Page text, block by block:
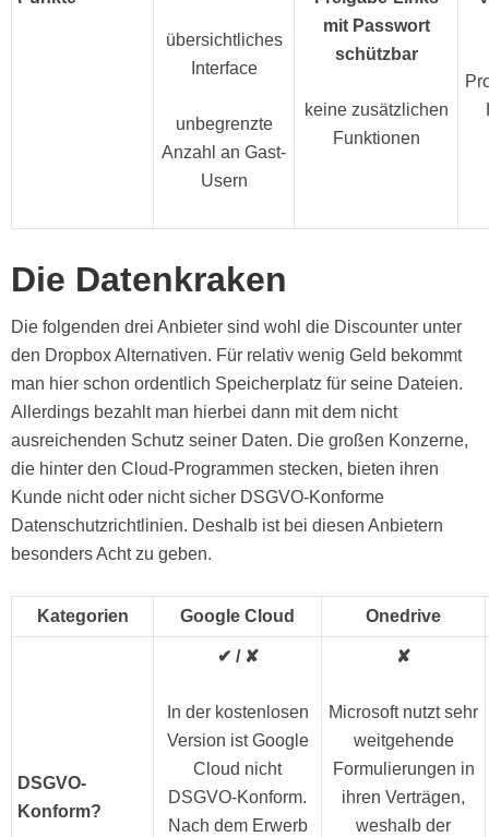
übersichtliches
Interface
unbegrenzte
Anzahl an Gast-
Usern
mit Passwort
schützbar
keine zusätzlichen
Funktionen
Die Datenkraken
Die folgenden drei Anbieter sind wohl die Discounter unter
den Dropbox Alternativen. Für relativ wenig Geld bekommt
man hier schon ordentlich Speicherplatz für seine Dateien.
Allerdings bezahlt man hierbei dann mit dem nicht
ausreichenden Schutz seiner Daten. Die großen Konzerne,
die hinter den Cloud-Programmen stecken, bieten ihren
Kunde nicht oder nicht sicher DSGVO-Konforme
Datenschutzrichtlinien. Deshalb ist bei diesen Anbietern
besonders Acht zu geben.
Kategorien Google Cloud Onedrive
DSGVO-
Konform?
✔ / ✘
In der kostenlosen
Version ist Google
Cloud nicht
DSGVO-Konform.
Nach dem Erwerb
✘
Microsoft nutzt sehr
weitgehende
Formulierungen in
ihren Verträgen,
weshalb der